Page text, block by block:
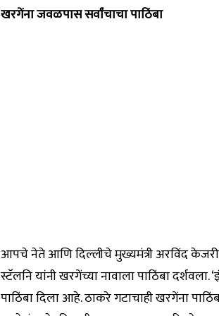
खरगेंना जवळपास सर्वांचाचा पाठिंबा
आपचे नेते आणि दिल्लीचे मुख्यमंत्री अरविंद
स्टॅलनि यांनी खरगेंच्या नावाला पाठिंबा दर्शवला.
पाठिंबा दिला आहे. ठाकरे गटाचाही खरगेंना